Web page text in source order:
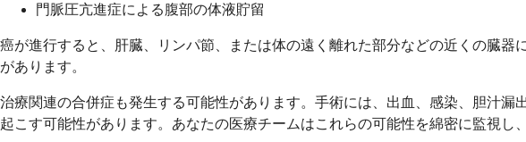
門脈圧亢進症による腹部の体液貯留
癌が進行すると、肝臓、リンパ節、または体の遠く離れた部分などの近くの臓
があります。
治療関連の合併症も発生する可能性があります。手術には、出血、感染、胆汁
起こす可能性があります。あなたの医療チームはこれらの可能性を綿密に監視し